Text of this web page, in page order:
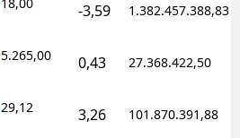
-3,59 1.382.457.388,83
5.265,00 0,43 27.368.422,50
29,12 3,26 101.870.391,88